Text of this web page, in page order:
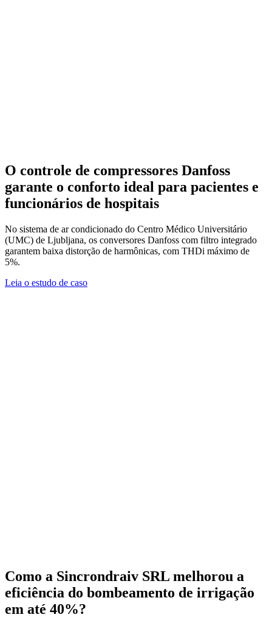
O controle de compressores Danfoss
garante o conforto ideal para pacientes e
funcionários de hospitais
No sistema de ar condicionado do Centro Médico Universitário
(UMC) de Ljubljana, os conversores Danfoss com filtro integrado
garantem baixa distorção de harmônicas, com THDi máximo de
5%.
Leia o estudo de caso
Como a Sincrondraiv SRL melhorou a
eficiência do bombeamento de irrigação
em até 40%?